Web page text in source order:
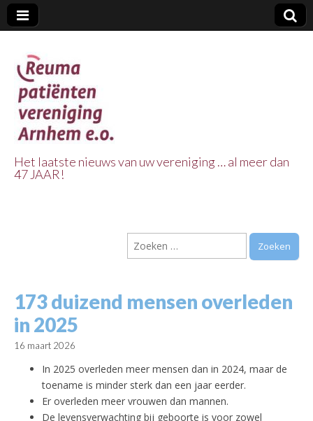
Vereniging
Arnhem e.o.
Het laatste nieuws van uw vereniging … al meer dan
47 JAAR!
Zoeken
naar:
173 duizend mensen overleden
in 2025
16 maart 2026
In 2025 overleden meer mensen dan in 2024, maar de
toename is minder sterk dan een jaar eerder.
Er overleden meer vrouwen dan mannen.
De levensverwachting bij geboorte is voor zowel